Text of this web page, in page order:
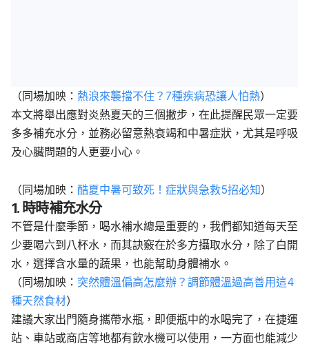
（同場加映： 熱浪來襲擋不住？7種疾病恐讓人怕熱）
本文將舉出應對炎熱夏天的三個撇步，在此提醒民眾一定要
多多補充水分，並務必留意熱衰竭和中暑症狀，尤其是呼吸
及心臟問題的人更要小心。
（同場加映： 酷夏中暑可致死！症狀與急救5招必知）
1. 時時補充水分
不管是什麼季節，喝水補水總是重要的，我們都知道每天至
少要喝六到八杯水，而其訣竅在於多方攝取水分，除了白開
水，選擇含水量的蔬果，也能幫助身體補水。
（同場加映： 突然體溫偏高怎麼辦？調節體溫過高善用這4
種天然食材）
建議大家出門隨身攜帶水瓶，即便瓶中的水喝完了，在捷運
站、車站或商店等地都有飲水機可以使用，一方面也能減少